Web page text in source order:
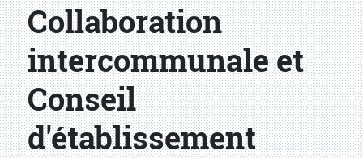
Collaboration
intercommunale et
Conseil
d'établissement